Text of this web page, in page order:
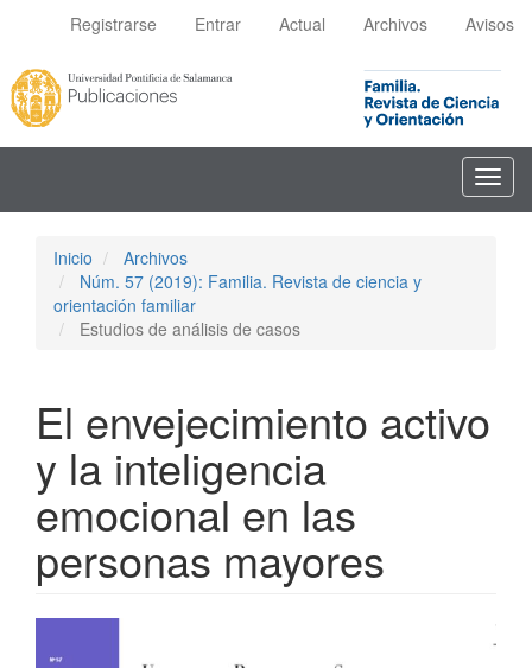
principal
principal
Barra
lateral
Registrarse Entrar Actual Archivos Avisos
Inicio
Archivos
Núm. 57 (2019): Familia. Revista de ciencia y
orientación familiar
Estudios de análisis de casos
El envejecimiento activo
y la inteligencia
emocional en las
personas mayores